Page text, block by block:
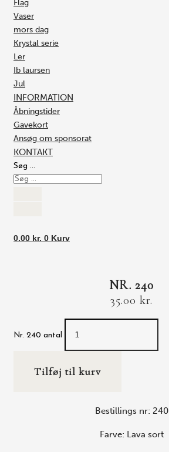
Flag
Vaser
mors dag
Krystal serie
Ler
Ib laursen
Jul
INFORMATION
Åbningstider
Gavekort
Ansøg om sponsorat
KONTAKT
Søg …
0.00 kr. 0 Kurv
NR. 240
35.00 kr.
Nr. 240 antal
Tilføj til kurv
Bestillings nr: 240
Farve: Lava sort